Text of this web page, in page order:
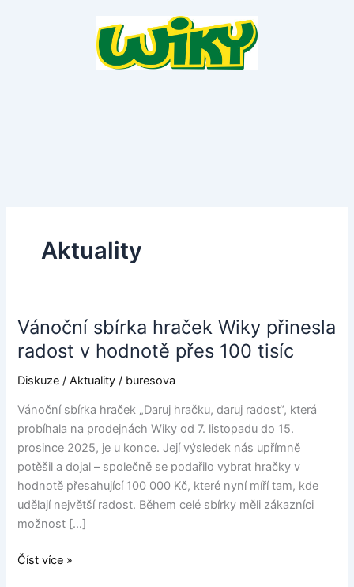
Aktuality
Vánoční sbírka hraček Wiky přinesla
radost v hodnotě přes 100 tisíc
Diskuze /Aktuality / buresova
Vánoční sbírka hraček „Daruj hračku, daruj radost“, která
probíhala na prodejnách Wiky od 7. listopadu do 15.
prosince 2025, je u konce. Její výsledek nás upřímně
potěšil a dojal – společně se podařilo vybrat hračky v
hodnotě přesahující 100 000 Kč, které nyní míří tam, kde
udělají největší radost. Během celé sbírky měli zákazníci
možnost […]
Vánoční
sbírka
hraček
Wiky
v
hodnotě
přes
Číst více »